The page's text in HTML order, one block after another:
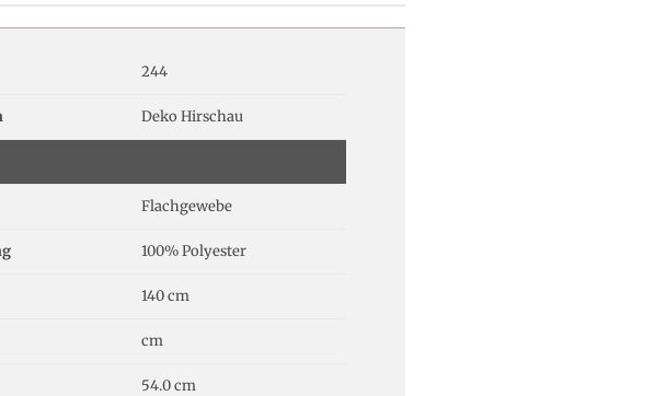
244
Deko Hirschau
Flachgewebe
100% Polyester
140 cm
cm
54.0 cm